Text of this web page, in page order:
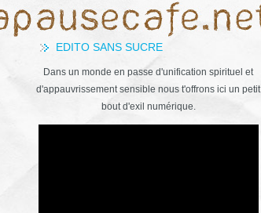
EDITO SANS SUCRE
Dans un monde en passe d'unification spirituel et
d'appauvrissement sensible nous t'offrons ici un petit
bout d'exil numérique.